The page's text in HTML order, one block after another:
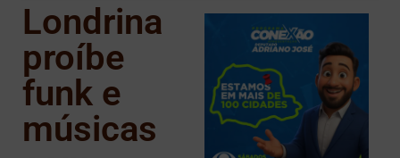
Londrina
proíbe
funk e
músicas